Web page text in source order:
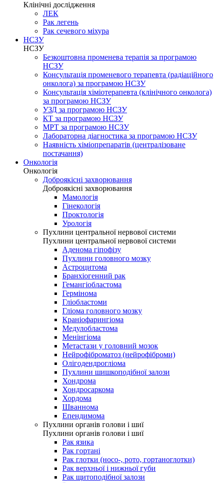
Клінічні дослідження
ЛЕК
Рак легень
Рак сечевого міхура
НСЗУ
НСЗУ
Безкоштовна променева терапія за програмою
НСЗУ
Консультація променевого терапевта (радіаційного
онколога) за програмою НСЗУ
Консультація хіміотерапевта (клінічного онколога)
за програмою НСЗУ
УЗД за програмою НСЗУ
КТ за програмою НСЗУ
МРТ за програмою НСЗУ
Лабораторна діагностика за програмою НСЗУ
Наявність хіміопрепаратів (централізоване
постачання)
Онкологія
Онкологія
Доброякісні захворювання
Доброякісні захворювання
Мамологія
Гінекологія
Проктологія
Урологія
Пухлини центральної нервової системи
Пухлини центральної нервової системи
Аденома гіпофізу
Пухлини головного мозку
Астроцитома
Бранхіогенний рак
Гемангіобластома
Гермінома
Гліобластоми
Гліома головного мозку
Краніофарингіома
Медулобластома
Менінгіома
Метастази у головний мозок
Нейрофіброматоз (нейрофіброми)
Олігодендрогліома
Пухлини шишкоподібної залози
Хондрома
Хондросаркома
Хордома
Шваннома
Епендимома
Пухлини органів голови і шиї
Пухлини органів голови і шиї
Рак язика
Рак гортані
Рак глотки (носо-, рото, гортаноглотки)
Рак верхньої і нижньої губи
Рак щитоподібної залози